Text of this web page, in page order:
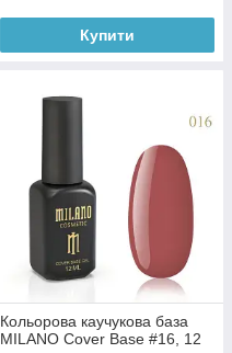
Купити
Кольорова каучукова база
MILANO Cover Base #16, 12